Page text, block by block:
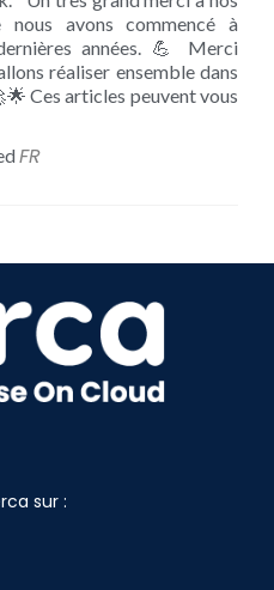
avons commencé à
années. 💪 Merci
réaliser ensemble dans
Ces articles peuvent vous
FR
sur :